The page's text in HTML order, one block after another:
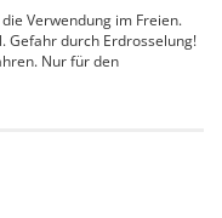
Verwendung im Freien.
Gefahr durch Erdrosselung!
Nur für den